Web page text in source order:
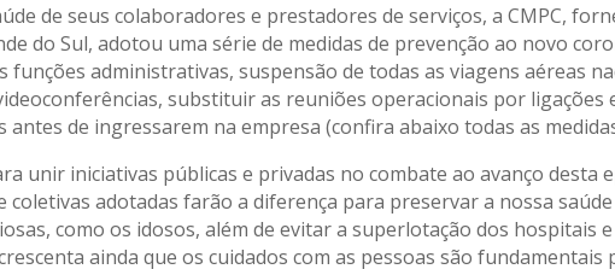
de seus colaboradores e prestadores de serviços, a CMPC,
do Sul, adotou uma série de medidas de prevenção ao novo
administrativas, suspensão de todas as viagens aéreas
substituir as reuniões operacionais por ligações
de ingressarem na empresa (confira abaixo todas as
unir iniciativas públicas e privadas no combate ao avanço desta
coletivas adotadas farão a diferença para preservar a nossa
como os idosos, além de evitar a superlotação dos hospitais
ainda que os cuidados com as pessoas são